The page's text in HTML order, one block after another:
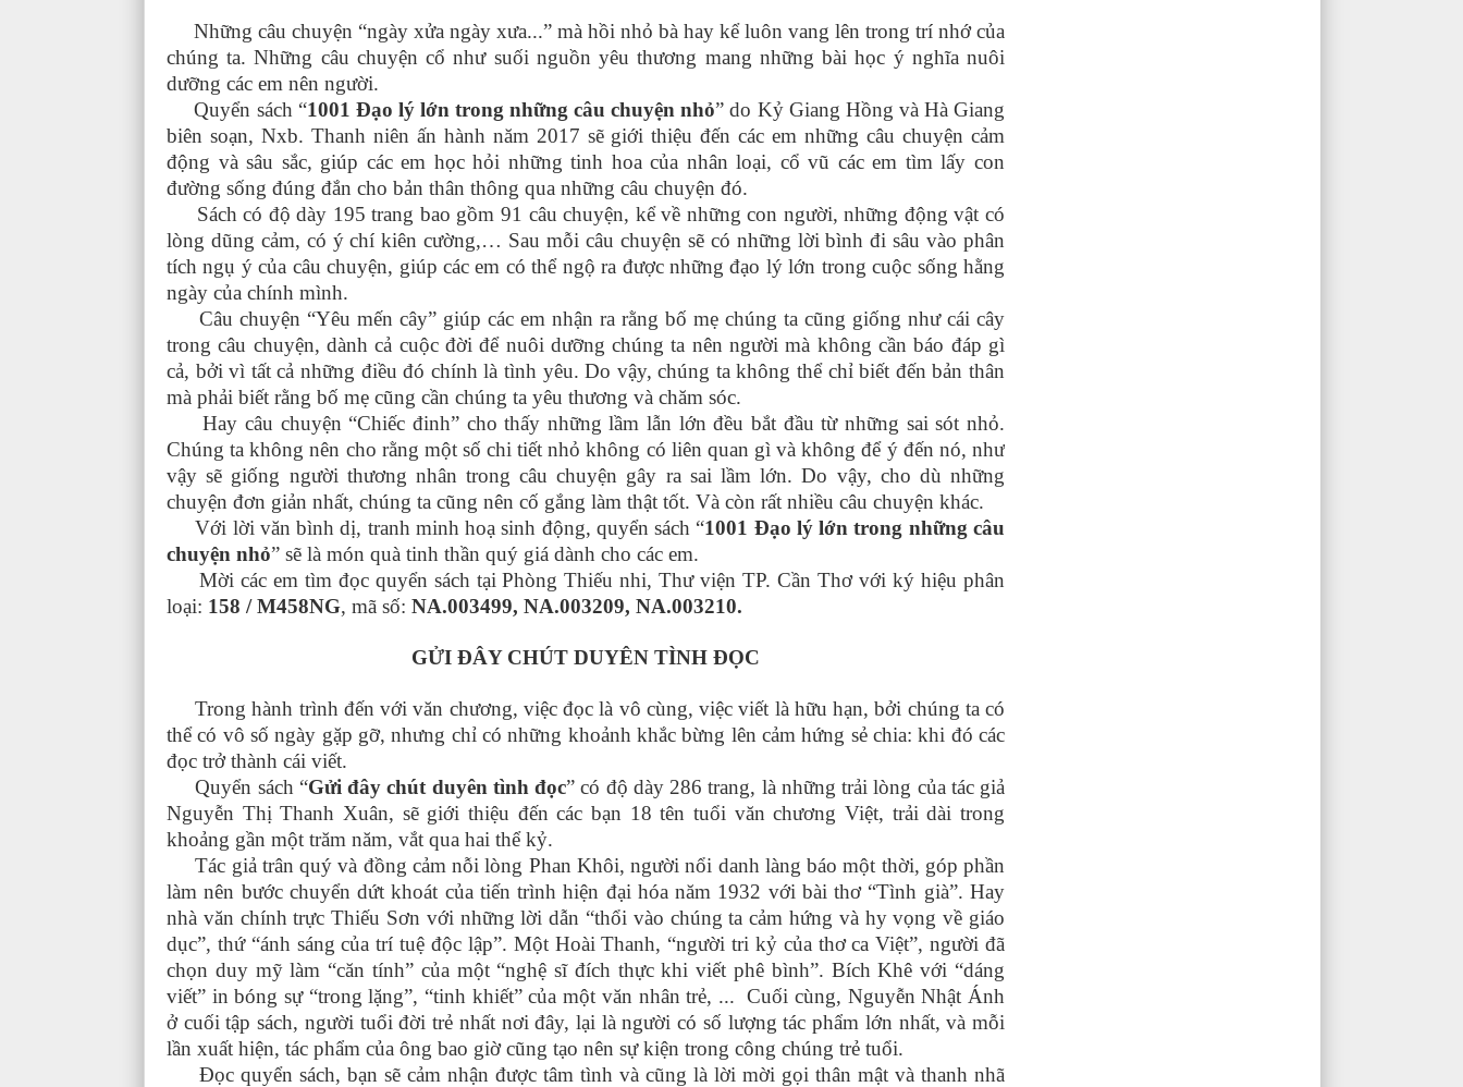
Những câu chuyện “ngày xửa ngày xưa...” mà hồi nhỏ bà hay kể luôn vang lên trong trí nhớ của
chúng ta. Những câu chuyện cổ như suối nguồn yêu thương mang những bài học ý nghĩa nuôi
dưỡng các em nên người.
Quyển sách “1001 Đạo lý lớn trong những câu chuyện nhỏ” do Kỷ Giang Hồng và Hà Giang
biên soạn, Nxb. Thanh niên ấn hành năm 2017 sẽ giới thiệu đến các em những câu chuyện cảm
động và sâu sắc, giúp các em học hỏi những tinh hoa của nhân loại, cổ vũ các em tìm lấy con
đường sống đúng đắn cho bản thân thông qua những câu chuyện đó.
Sách có độ dày 195 trang bao gồm 91 câu chuyện, kể về những con người, những động vật có
lòng dũng cảm, có ý chí kiên cường,… Sau mỗi câu chuyện sẽ có những lời bình đi sâu vào phân
tích ngụ ý của câu chuyện, giúp các em có thể ngộ ra được những đạo lý lớn trong cuộc sống hằng
ngày của chính mình.
Câu chuyện “Yêu mến cây” giúp các em nhận ra rằng bố mẹ chúng ta cũng giống như cái cây
trong câu chuyện, dành cả cuộc đời để nuôi dưỡng chúng ta nên người mà không cần báo đáp gì
cả, bởi vì tất cả những điều đó chính là tình yêu. Do vậy, chúng ta không thể chỉ biết đến bản thân
mà phải biết rằng bố mẹ cũng cần chúng ta yêu thương và chăm sóc.
Hay câu chuyện “Chiếc đinh” cho thấy những lầm lẫn lớn đều bắt đầu từ những sai sót nhỏ.
Chúng ta không nên cho rằng một số chi tiết nhỏ không có liên quan gì và không để ý đến nó, như
vậy sẽ giống người thương nhân trong câu chuyện gây ra sai lầm lớn. Do vậy, cho dù những
chuyện đơn giản nhất, chúng ta cũng nên cố gắng làm thật tốt. Và còn rất nhiều câu chuyện khác.
Với lời văn bình dị, tranh minh hoạ sinh động, quyển sách “1001 Đạo lý lớn trong những câu
chuyện nhỏ” sẽ là món quà tinh thần quý giá dành cho các em.
Mời các em tìm đọc quyển sách tại Phòng Thiếu nhi, Thư viện TP. Cần Thơ với ký hiệu phân
loại: 158 / M458NG, mã số: NA.003499, NA.003209, NA.003210.
GỬI ĐÂY CHÚT DUYÊN TÌNH ĐỌC
Trong hành trình đến với văn chương, việc đọc là vô cùng, việc viết là hữu hạn, bởi chúng ta có
thể có vô số ngày gặp gỡ, nhưng chỉ có những khoảnh khắc bừng lên cảm hứng sẻ chia: khi đó các
đọc trở thành cái viết.
Quyển sách “Gửi đây chút duyên tình đọc” có độ dày 286 trang, là những trải lòng của tác giả
Nguyễn Thị Thanh Xuân, sẽ giới thiệu đến các bạn 18 tên tuổi văn chương Việt, trải dài trong
khoảng gần một trăm năm, vắt qua hai thể kỷ.
Tác giả trân quý và đồng cảm nỗi lòng Phan Khôi, người nổi danh làng báo một thời, góp phần
làm nên bước chuyển dứt khoát của tiến trình hiện đại hóa năm 1932 với bài thơ “Tình già”. Hay
nhà văn chính trực Thiếu Sơn với những lời dẫn “thổi vào chúng ta cảm hứng và hy vọng về giáo
dục”, thứ “ánh sáng của trí tuệ độc lập”. Một Hoài Thanh, “người tri kỷ của thơ ca Việt”, người đã
chọn duy mỹ làm “căn tính” của một “nghệ sĩ đích thực khi viết phê bình”. Bích Khê với “dáng
viết” in bóng sự “trong lặng”, “tinh khiết” của một văn nhân trẻ, ... Cuối cùng, Nguyễn Nhật Ánh
ở cuối tập sách, người tuổi đời trẻ nhất nơi đây, lại là người có số lượng tác phẩm lớn nhất, và mỗi
lần xuất hiện, tác phẩm của ông bao giờ cũng tạo nên sự kiện trong công chúng trẻ tuổi.
Đọc quyển sách, bạn sẽ cảm nhận được tâm tình và cũng là lời mời gọi thân mật và thanh nhã